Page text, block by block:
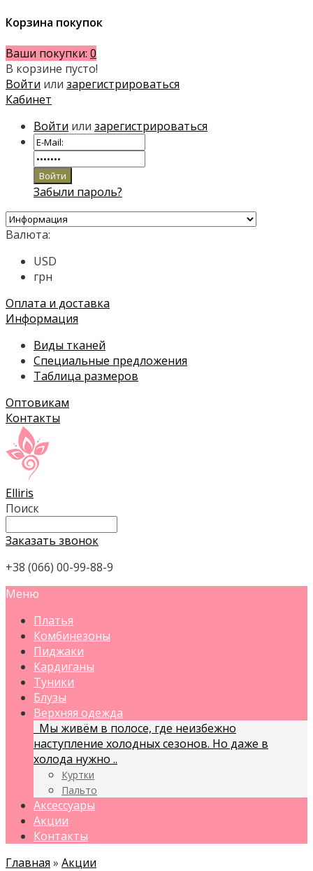
Корзина покупок
Ваши покупки: 0
В корзине пусто!
Войти или зарегистрироваться
Кабинет
Войти или зарегистрироваться
Забыли пароль?
Валюта:
USD
грн
Оплата и доставка
Информация
Виды тканей
Специальные предложения
Таблица размеров
Оптовикам
Контакты
Elliris
Поиск
Заказать звонок
+38 (066) 00-99-88-9
Меню
Платья
Комбинезоны
Пиджаки
Кардиганы
Туники
Блузы
Верхняя одежда
Мы живём в полосе, где неизбежно
наступление холодных сезонов. Но даже в
холода нужно ..
Куртки
Пальто
Аксессуары
Акции
Контакты
Главная » Акции